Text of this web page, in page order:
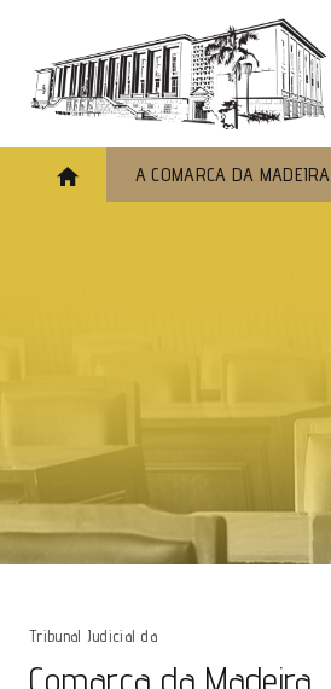
A COMARCA DA MADEIRA
Tribunal Judicial da
Comarca da Madeira